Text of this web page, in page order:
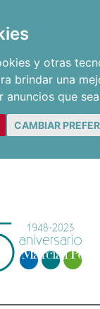
y otras
brindar una
anuncios que
CAMBIAR